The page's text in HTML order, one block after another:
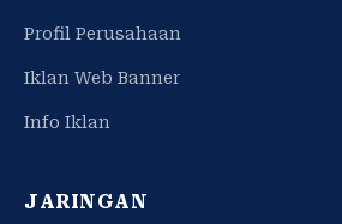
Profil Perusahaan
Iklan Web Banner
Info Iklan
JARINGAN